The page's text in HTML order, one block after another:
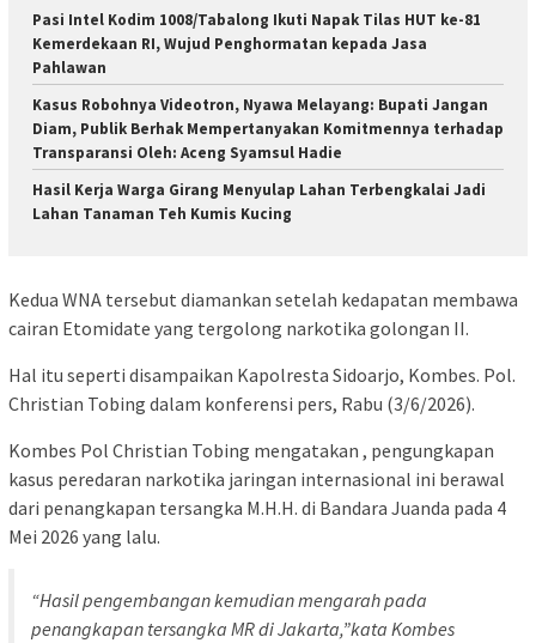
Pasi Intel Kodim 1008/Tabalong Ikuti Napak Tilas HUT ke-81
Kemerdekaan RI, Wujud Penghormatan kepada Jasa
Pahlawan
Kasus Robohnya Videotron, Nyawa Melayang: Bupati Jangan
Diam, Publik Berhak Mempertanyakan Komitmennya terhadap
Transparansi Oleh: Aceng Syamsul Hadie
Hasil Kerja Warga Girang Menyulap Lahan Terbengkalai Jadi
Lahan Tanaman Teh Kumis Kucing
Kedua WNA tersebut diamankan setelah kedapatan membawa
cairan Etomidate yang tergolong narkotika golongan II.
Hal itu seperti disampaikan Kapolresta Sidoarjo, Kombes. Pol.
Christian Tobing dalam konferensi pers, Rabu (3/6/2026).
Kombes Pol Christian Tobing mengatakan , pengungkapan
kasus peredaran narkotika jaringan internasional ini berawal
dari penangkapan tersangka M.H.H. di Bandara Juanda pada 4
Mei 2026 yang lalu.
“Hasil pengembangan kemudian mengarah pada
penangkapan tersangka MR di Jakarta,”kata Kombes